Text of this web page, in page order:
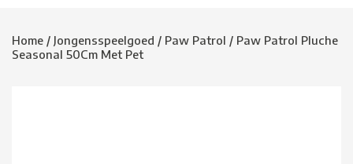
Home / Jongensspeelgoed / Paw Patrol / Paw Patrol Pluche
Seasonal 50Cm Met Pet